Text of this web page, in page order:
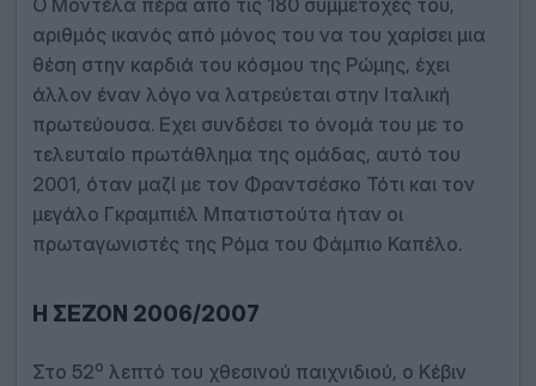
Ο Μοντέλα πέρα από τις 180 συμμετοχές του,
αριθμός ικανός από μόνος του να του χαρίσει μια
θέση στην καρδιά του κόσμου της Ρώμης, έχει
άλλον έναν λόγο να λατρεύεται στην Ιταλική
πρωτεύουσα. Εχει συνδέσει το όνομά του με το
τελευταίο πρωτάθλημα της ομάδας, αυτό του
2001, όταν μαζί με τον Φραντσέσκο Τότι και τον
μεγάλο Γκραμπιέλ Μπατιστούτα ήταν οι
πρωταγωνιστές της Ρόμα του Φάμπιο Καπέλο.
Η ΣΕΖΌΝ 2006/2007
Στο 52ο λεπτό του χθεσινού παιχνιδιού, ο Κέβιν